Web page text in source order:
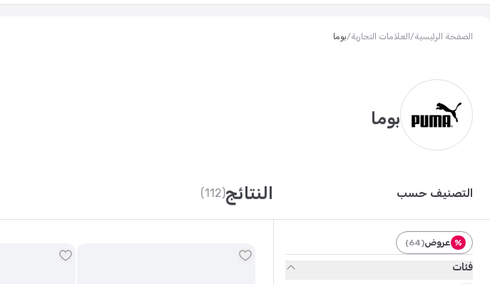
الصفحة الرئيسية/ العلامات التجارية/بوما
بوما
التصنيف حسب النتائج(112)
% عروض(
64
)
فئات